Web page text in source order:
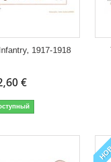
1917-1918
€